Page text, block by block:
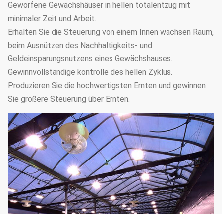
8 Berieselungssystem
Es kann
besonders
9
Mikro-
Berieselungsanlagensystem
Es kann
besonders
10 Füllen Sie Licht aus
zusammen
11 Saatbeet Bewegliches
12 Hydroponik
Es kann
Bedarf, Nährstoffe
bequem und
Geworfene Gewächshäuser in hellen totalentzug mit
minimaler Zeit und Arbeit.
Erhalten Sie die Steuerung von einem Innen wachsen Raum,
beim Ausnützen des Nachhaltigkeits- und
Geldeinsparungsnutzens eines Gewächshauses.
Gewinnvollständige kontrolle des hellen Zyklus.
Produzieren Sie die hochwertigsten Ernten und gewinnen
Sie größere Steuerung über Ernten.